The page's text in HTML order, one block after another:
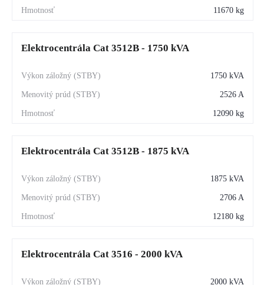
11670 kg
Elektrocentrála Cat 3512B - 1750 kVA
1750 kVA
2526 A
12090 kg
Elektrocentrála Cat 3512B - 1875 kVA
1875 kVA
2706 A
12180 kg
Elektrocentrála Cat 3516 - 2000 kVA
2000 kVA